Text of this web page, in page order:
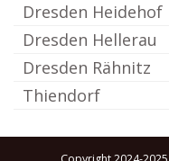
Dresden Heidehof
Dresden Hellerau
Dresden Rähnitz
Thiendorf